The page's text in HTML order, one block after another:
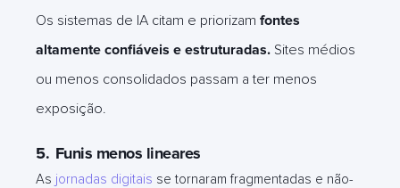
Os sistemas de IA citam e priorizam fontes
altamente confiáveis e estruturadas. Sites médios
ou menos consolidados passam a ter menos
exposição.
5. Funis menos lineares
As jornadas digitais se tornaram fragmentadas e não-